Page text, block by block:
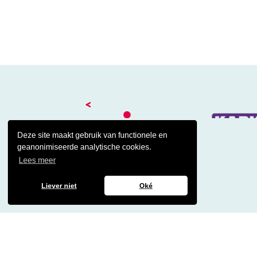
Deze site maakt gebruik van functionele en
geanonimiseerde analytische cookies.
Lees meer
Liever niet Oké
<
Kantoor
3743 KE Baarn
Contact